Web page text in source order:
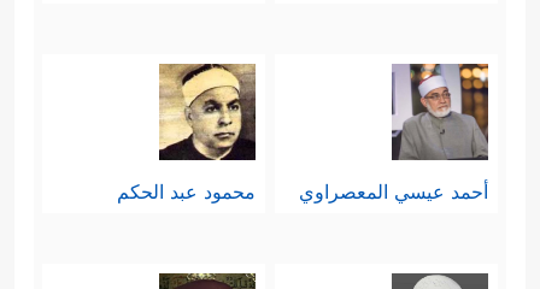
أحمد عيسي المعصراوي محمود عبد الحكم